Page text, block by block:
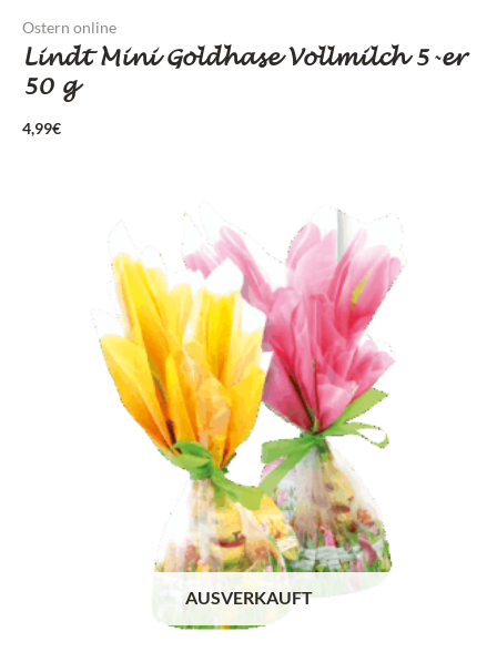
Ostern online
Lindt Mini Goldhase Vollmilch 5-er
50 g
4,99€
AUSVERKAUFT